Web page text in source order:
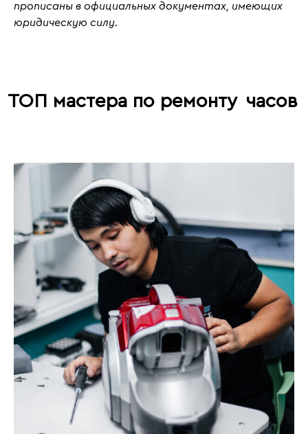
прописаны в официальных документах, имеющих
юридическую силу.
ТОП мастера по ремонту часов